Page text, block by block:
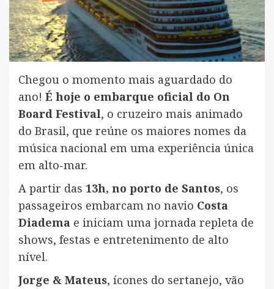
Chegou o momento mais aguardado do
ano! É hoje o embarque oficial do On
Board Festival, o cruzeiro mais animado
do Brasil, que reúne os maiores nomes da
música nacional em uma experiência única
em alto-mar.
A partir das 13h, no porto de Santos, os
passageiros embarcam no navio Costa
Diadema e iniciam uma jornada repleta de
shows, festas e entretenimento de alto
nível.
Jorge & Mateus, ícones do sertanejo, vão